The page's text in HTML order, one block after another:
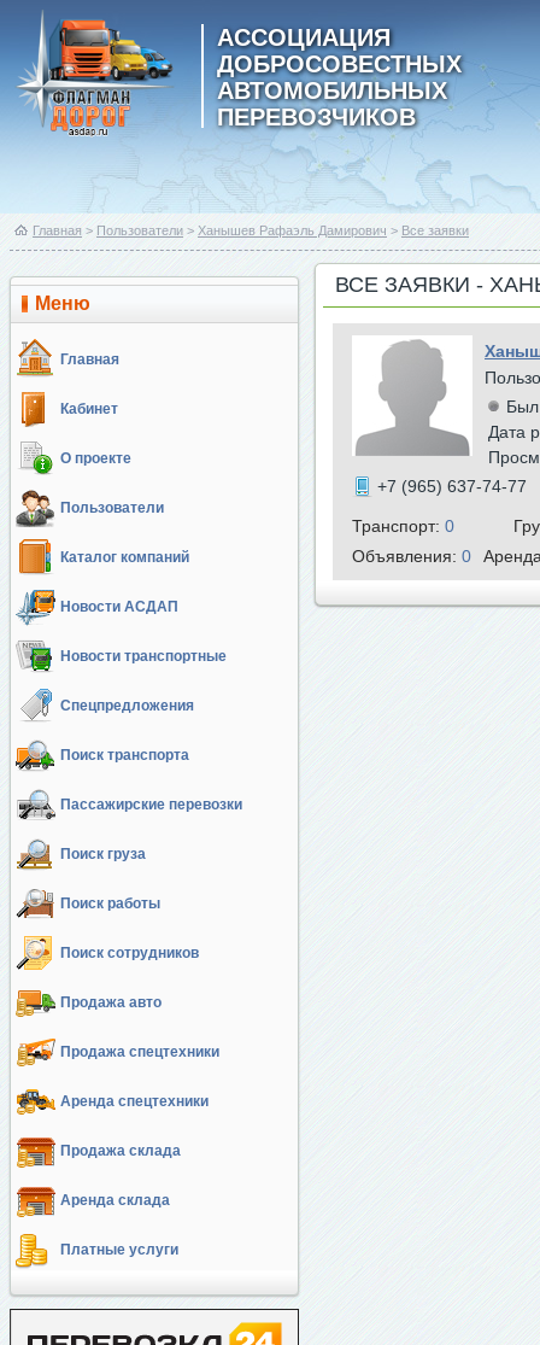
АССОЦИАЦИЯ
ДОБРОСОВЕСТНЫХ
АВТОМОБИЛЬНЫХ
ПЕРЕВОЗЧИКОВ
Главная > Пользователи > Ханышев Рафаэль Дамирович > Все заявки
Меню
Главная
Кабинет
О проекте
Пользователи
Каталог компаний
Новости АСДАП
Новости транспортные
Спецпредложения
Поиск транспорта
Пассажирские перевозки
Поиск груза
Поиск работы
Поиск сотрудников
Продажа авто
Продажа спецтехники
Аренда спецтехники
Продажа склада
Аренда склада
Платные услуги
ВСЕ ЗАЯВКИ -
Был
Дата
+7 (965) 637-74-77
Транспорт: 0
Объявления: 0